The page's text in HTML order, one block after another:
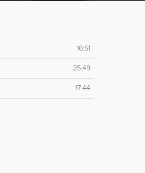
16:51
25:49
17:44